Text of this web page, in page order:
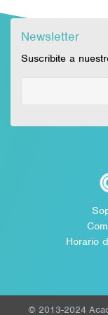
Newsletter
Suscribite a
Horario
© 2013-2024